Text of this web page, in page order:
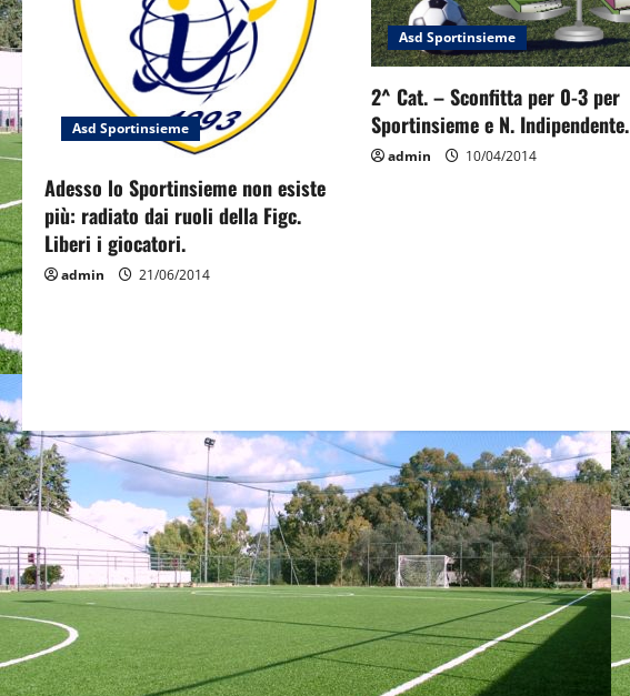
i
o
n
Asd Sportinsieme
Adesso lo Sportinsieme non esiste
più: radiato dai ruoli della Figc.
Liberi i giocatori.
admin 21/06/2014
Asd Sportinsieme
2^ Cat. – Sconfitta per 0-3 per
Sportinsieme e N. Indipendente.
admin 10/04/2014